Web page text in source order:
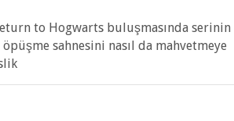
to Hogwarts buluşmasında serinin
sahnesini nasıl da mahvetmeye